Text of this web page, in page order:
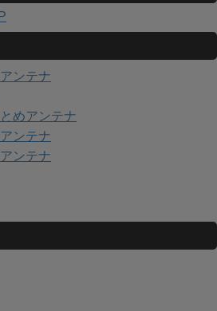
ンテナ
めアンテナ
ンテナ
ンテナ